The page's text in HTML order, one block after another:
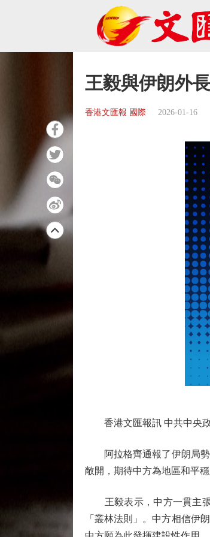
王毅與伊朗外
香港文匯報 國際 2026-01-16
香港文匯報訊 中共中央政
阿拉格齊通報了伊朗局勢
敞開，期待中方為地區和平穩
王毅表示，中方一貫主張
「叢林法則」。中方相信伊